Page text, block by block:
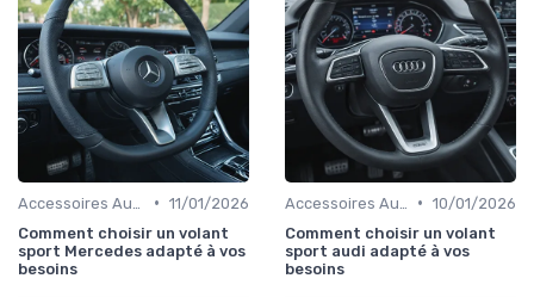
• 11/01/2026
Comment choisir un volant
sport Mercedes adapté à vos
besoins
• 10/01/2026
Comment choisir un volant
sport audi adapté à vos
besoins